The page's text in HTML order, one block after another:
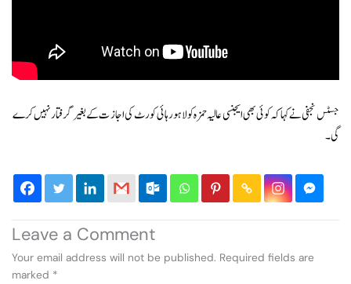
جسٹس نجفی نے کہا کہ کوئی بھی ایجنسی عالیہ حمزہ کو لاہور ہائی کورٹ کی اجازت کے بغیر گرفتار نہیں کرے
گی۔
Leave a Comment
Your email address will not be published. Required fields are
marked *